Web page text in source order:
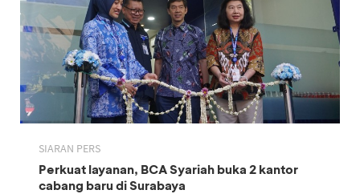
SIARAN PERS
Perkuat layanan, BCA Syariah buka 2 kantor
cabang baru di Surabaya